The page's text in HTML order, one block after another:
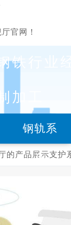
官网！
铁行业
加工
钢轨系
列
的产品展示支护